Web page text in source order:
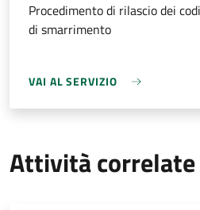
Procedimento di rilascio dei
di smarrimento
VAI AL SERVIZIO
Attività correlate